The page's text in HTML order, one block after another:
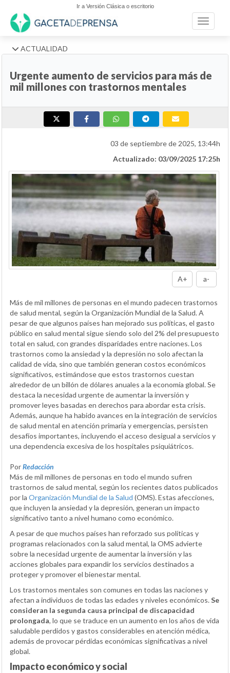
Ir a Versión Clásica o escritorio
Toggle
ACTUALIDAD
Urgente aumento de servicios para más de
mil millones con trastornos mentales
03 de septiembre de 2025, 13:44h
Actualizado: 03/09/2025 17:25h
A+ a-
Más de mil millones de personas en el mundo padecen trastornos
de salud mental, según la Organización Mundial de la Salud. A
pesar de que algunos países han mejorado sus políticas, el gasto
público en salud mental sigue siendo solo del 2% del presupuesto
total en salud, con grandes disparidades entre naciones. Los
trastornos como la ansiedad y la depresión no solo afectan la
calidad de vida, sino que también generan costos económicos
significativos, estimándose que estos trastornos cuestan
alrededor de un billón de dólares anuales a la economía global. Se
destaca la necesidad urgente de aumentar la inversión y
promover leyes basadas en derechos para abordar esta crisis.
Además, aunque ha habido avances en la integración de servicios
de salud mental en atención primaria y emergencias, persisten
desafíos importantes, incluyendo el acceso desigual a servicios y
una dependencia excesiva de los hospitales psiquiátricos.
PorRedacción
Más de mil millones de personas en todo el mundo sufren
trastornos de salud mental, según los recientes datos publicados
por la Organización Mundial de la Salud (OMS). Estas afecciones,
que incluyen la ansiedad y la depresión, generan un impacto
significativo tanto a nivel humano como económico.
A pesar de que muchos países han reforzado sus políticas y
programas relacionados con la salud mental, la OMS advierte
sobre la necesidad urgente de aumentar la inversión y las
acciones globales para expandir los servicios destinados a
proteger y promover el bienestar mental.
Los trastornos mentales son comunes en todas las naciones y
afectan a individuos de todas las edades y niveles económicos.Se
consideran la segunda causa principal de discapacidad
prolongada, lo que se traduce en un aumento en los años de vida
saludable perdidos y gastos considerables en atención médica,
además de provocar pérdidas económicas significativas a nivel
global.
Impacto económico y social